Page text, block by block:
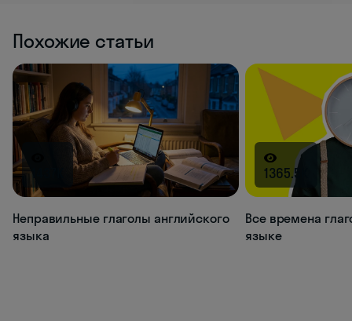
Похожие статьи
1437K
Неправильные глаголы английского
языка
1365.5K
Все времена
языке